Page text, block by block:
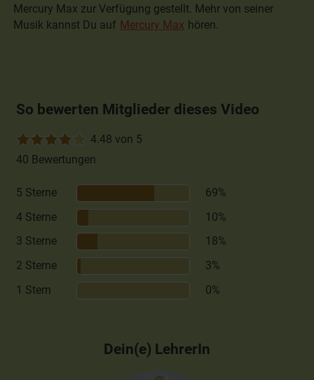
Mercury Max zur Verfügung gestellt. Mehr von seiner
Musik kannst Du auf Mercury Max hören.
So bewerten Mitglieder dieses Video
4.48 von 5
40 Bewertungen
5 Sterne
69%
4 Sterne
10%
3 Sterne
18%
2 Sterne
3%
1 Stern
0%
Dein(e) LehrerIn